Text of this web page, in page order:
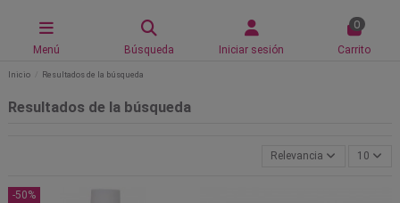
Menú Búsqueda Iniciar sesión
0
Carrito
Inicio Resultados de la búsqueda
Resultados de la búsqueda
Relevancia 10
-50%